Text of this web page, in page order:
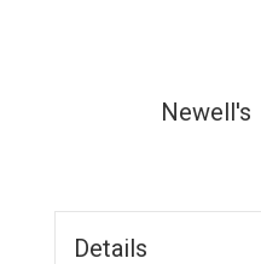
Newell's
Details